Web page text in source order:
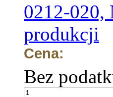
0212-020,
produkcji
Cena:
Bez